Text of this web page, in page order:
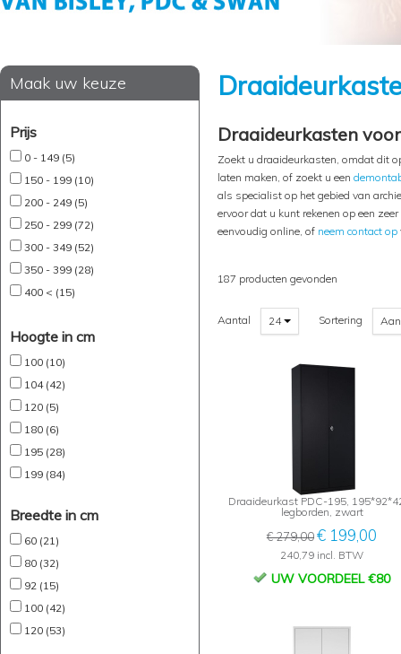
Maak uw keuze
Prijs
0 - 149 (5)
150 - 199 (10)
200 - 249 (5)
250 - 299 (72)
300 - 349 (52)
350 - 399 (28)
400 < (15)
Hoogte in cm
100 (10)
104 (42)
120 (5)
180 (6)
195 (28)
199 (84)
Breedte in cm
60 (21)
80 (32)
92 (15)
100 (42)
120 (53)
Draaideurkasten
Zoekt u draaideurkasten, omdat dit
laten maken, of zoekt u een
als specialist op het gebied van
ervoor dat u kunt rekenen op een
eenvoudig online, of neem contact op
187 producten gevonden
Aantal 24 Sortering
Draaideurkast PDC-195,
legborden, zwart
€ 279,00€ 199,00
240,79 incl. BTW
UW VOORDEEL €80